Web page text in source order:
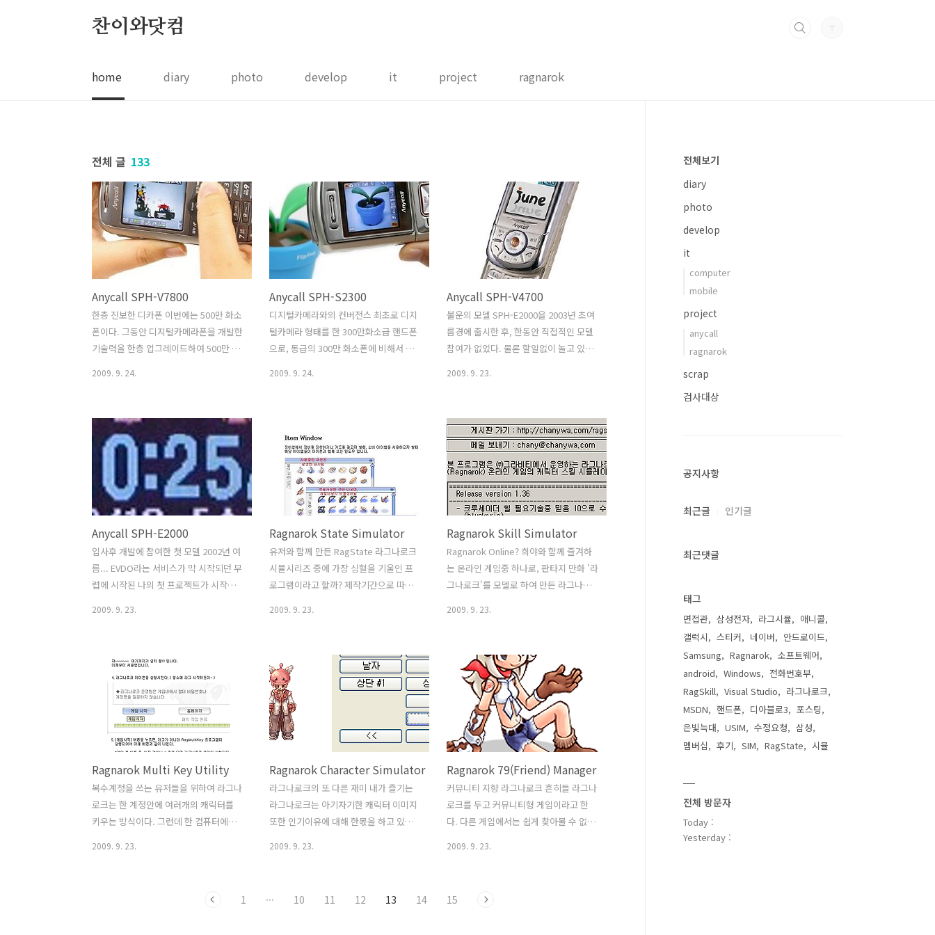
찬이와닷컴
home diary photo develop it project ragnarok
전체 글 133
Anycall SPH-V7800
한층 진보한 디카폰 이번에는 500만 화소
폰이다. 그동안 디지털카메라폰을 개발한
기술력을 한층 업그레이드하여 500만 화
로 셋업을 한 모델이기도 하다. 핸드폰 모
델개발에서의 셋업이라 함은, 개발초기
회로기판상에서 폰이 동작하도록 작업해
주는 일련의 모든 작업들을 일컫는다. 디
지털카메라폰이긴 하지만, 카메라 작업은
안했다 기능이 많아지고 점점 분업화가
뚜렷해지면서 나는 H/W와 관련된 작업들
을 하는데 치중하였다. 제일 처음에 폰이
부팅될 수 있도록 작업한 것도 그렇고 개
발도중에 H/W 변경내용들을 계속 업데이
트하는 작업도 하면서 말이다. 물론 그러
이후로는 ..
2009. 9. 24.
Anycall SPH-S2300
디지털카메라와의 컨버전스 최초로 디지
털카메라 형태를 한 300만화소급 핸드폰
으로, 동급의 300만 화소폰에 비해서 디
로 봤을때 키패드는 핸드폰치고는 제법
불편한 편에 속하는 것 같다. 기존의 핸드
폰에 익숙하다보니 가로 두줄로 배열된
숫자키패드가 어색한 것은 어쩔 수 없을
것 같다. 그러나 디카라고 생각한다면 그
리고 사진찍는 것을 즐기는 사람이라면
아마 모든 것이 용서되지 않을까 싶다. 계
속 들고 다니기에 무거운 감이 있긴 하지
만, MP3 기능도 좋고 카메라 기능도 좋으
핸드폰인 ..
2009. 9. 24.
Anycall SPH-V4700
불운의 모델 SPH-E2000을 2003년 초여
름경에 출시한 후, 한동안 직접적인 모델
참여가 없었다. 물론 할일없이 놀고 있었
이 흐른 후에 새로 진행하게 된 V시리즈
모델인 SPH-V4700은 거의 완성단계까지
이르렀음에도 불구하고, 결국 내부사정으
로 인해서 DROP(프로젝트 개발취소)된
불운의 모델이다. 출시가 안된 모델이니
만큼 아래의 이미지들은 디자인이 동일한
SCH-V540 모델의 이미지이다. 너무나 아
쉬웠다... 모델의 위기에는 원인이 여러가
지일 수 있다. 신규로 도입하는 핵심부품
의 자체결함이나 궁합이 맞지 않는 문제,
경쟁력 문제 혹은 출시로 얻을 수 있는 손
2009. 9. 23.
Anycall SPH-E2000
입사후 개발에 참여한 첫 모델 2002년 여
름... EVDO라는 서비스가 막 시작되던 무
렵에 시작된 나의 첫 프로젝트가 시작되
많았는데, 당시로서는 신규기능급에 속하
는 30만화소 카메라(애니콜 KTF향 두번
째 카메라폰), EVDO 서비스, 포토앨범,
멀티메일, 키사운드, 방송메세지 등이 그
것이다. 게다가 내부사정으로 인해 선임
연구원을 제외한 입사1~2년차 연구원 3
명이서 대부분 진행하게 되어서 출시일이
적지않게 늦어지는 헤프닝도 있었다. 내
가 뭐 알기나 하나... 입사해서 기술교육
을 받아야하는 시점에 교육은 커녕 바로
2009. 9. 23.
Ragnarok State Simulator
유저와 함께 만든 RagState 라그나로크
시뮬시리즈 중에 가장 심혈을 기울인 프
로그램이라고 할까? 제작기간으로 따지
구하려고 많은 노력을 기울인 작품이다.
하지만 내가 그렇게 투자한 노력보다는
많은 유저들이 동참해서 버그를 잡아나간
것이 더욱 빛을 발하게 해주었다고 생각
한다. 편리한 것이 컨셉 처음에는 기존에
있던 스텟프로그램들의 자리를 대신하고
자 했던 것은 아니다. 정확성 높게 짜여진
기존 프로그램과의 차별성을 고민하다가
가능한 익숙하고 편리하게 쓸 수 있게 하
자라는 관점에서 현재의 RagState 프로
그램을 고안하게 되었다. 특히나 라그나
해 ..
2009. 9. 23.
Ragnarok Skill Simulator
Ragnarok Online? 희야와 함께 즐겨하
는 온라인 게임중 하나로, 판타지 만화 '라
그나로크'를 모델로 하여 만든 라그나로
들어진 게임이다. 3D 배경과 이펙트의 화
려함과 2D 그래픽의 아기자기함이 어우
러진 걸작 중의 하나라고 생각한다. ▲
RagSkill의 초기버전인 RagSim의 화면
▲ RagSkill의 초기버전인 RagSim의 화
면 RagSkill을 만들게 된 계기 라그나로크
를 처음 시작하던 무렵, 내 캐릭터를 어떻
게 키워 나갈 것인가 하는 궁리를 많이 했
었다. 모 팬사이트에서 만들어놓은 스킬
트리를 A4 용지에 출력해서 거기다 올릴
스킬수를 적어보며 이래저래 구상을 하곤
2009. 9. 23.
Ragnarok Multi Key Utility
복수계정을 쓰는 유저들을 위하여 라그나
로크는 한 계정안에 여러개의 캐릭터를
키우는 방식이다. 그런데 한 컴퓨터에서
로, 각 캐릭터마다 독립적으로 저장되지
2009. 9. 23.
Ragnarok Character Simulator
라그나로크의 또 다른 재미 내가 즐기는
라그나로크는 아기자기한 캐릭터 이미지
또한 인기이유에 대해 한몫을 하고 있다
착하고 다닐 정도니 말이다. 이번에는 이
2009. 9. 23.
Ragnarok 79(Friend) Manager
커뮤니티 지향 라그나로크 흔히들 라그나
로크를 두고 커뮤니티형 게임이라고 한
다. 다른 게임에서는 쉽게 찾아볼 수 없는
나로크 독자적인 것만은 아니겠지만, 유
2009. 9. 23.
1 ··· 10 11 12 13 14 15
전체보기
diary
photo
develop
it
computer
mobile
project
anycall
ragnarok
scrap
검사대상
공지사항
최근글 인기글
최근댓글
태그
면접관 삼성전자 라그시뮬
애니콜
갤럭시
스티커 네이버
안드로이드
Samsung
Ragnarok
소프트웨어
android
Windows
전화번호부
RagSkill
Visual Studio
라그나로크
MSDN
핸드폰 디아블로3
포스팅
은빛늑대
USIM 수정요청
삼성
멤버십
후기 SIM RagState 시뮬
전체 방문자
Today :
Yesterday :